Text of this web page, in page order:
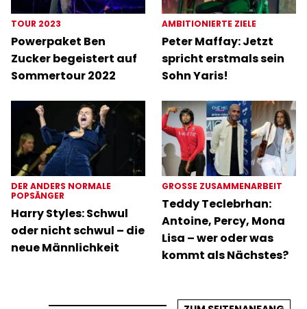
TOUR 2023
Powerpaket Ben
Zucker begeistert auf
Sommertour 2022
AMBITIONIERTE ZIELE
Peter Maffay: Jetzt
spricht erstmals sein
Sohn Yaris!
DER ANDERS NORMALE
POPSÄNGER
Harry Styles: Schwul
oder nicht schwul – die
neue Männlichkeit
GROSSE ZUSAMMENARBEIT
Teddy Teclebrhan:
Antoine, Percy, Mona
Lisa – wer oder was
kommt als Nächstes?